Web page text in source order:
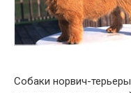
Собаки норвич-